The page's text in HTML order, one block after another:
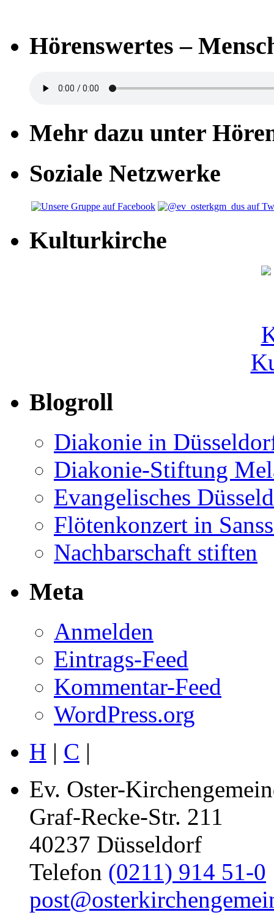
Hörenswertes –
Mehr dazu unter
Soziale Netzwerke
Kulturkirche
Blogroll
Diakonie in
Diakonie-Stiftung
Evangelisches
Flötenkonzert in
Nachbarschaft stiften
Meta
Anmelden
Eintrags-Feed
Kommentar-Feed
WordPress.org
H | C |
Ev. Oster-
Graf-Recke-Str. 211
40237 Düsseldorf
Telefon (0211) 914 51-0